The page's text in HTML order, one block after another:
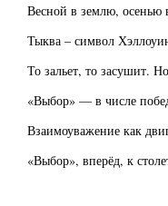
Весной в землю, осенью
Тыква – символ
То зальет, то засушит.
«Выбор» — в числе
Взаимоуважение как
«Выбор», вперёд, к